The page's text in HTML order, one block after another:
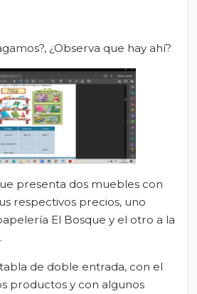
¿Observa que hay ahí?
presenta dos muebles con
respectivos precios, uno
El Bosque y el otro a la
de doble entrada, con el
productos y con algunos